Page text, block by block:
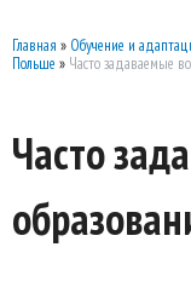
Главная » Обучение и
Польше » Часто задаваемые
Часто